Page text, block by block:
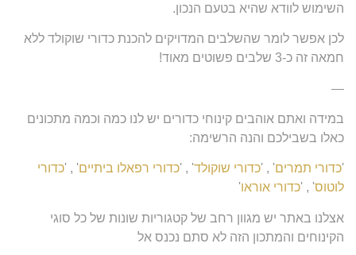
השימוש לוודא שהיא בטעם הנכון.
לכן אפשר לומר שהשלבים המדויקים להכנת כדורי שוקולד ללא
חמאה זה כ-3 שלבים פשוטים מאוד!
—
במידה ואתם אוהבים קינוחי כדורים יש לנו כמה וכמה מתכונים
כאלו בשבילכם והנה הרשימה:
'כדורי תמרים' , 'כדורי שוקולד' , 'כדורי רפאלו ביתיים' , 'כדורי
לוטוס' , 'כדורי אוראו'
אצלנו באתר יש מגוון רחב של קטגוריות שונות של כל סוגי
הקינוחים והמתכון הזה לא סתם נכנס אל